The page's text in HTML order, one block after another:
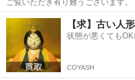
ご覧いただき有り難うございます。 静岡市とジモティーが連携して運
営しています。 粗⼤ごみ等の減量
スしています。 ★★★★★ ご自宅にある不要品を是非ジモティースポ
ットへお持...
静岡 静岡市 照明器具 リ
【求】古い人
状態が悪くても
COYASH